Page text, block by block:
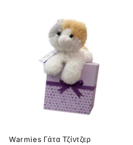
Warmies Γάτα Τζίντζερ